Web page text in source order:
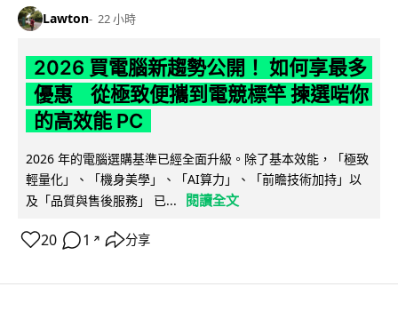
Lawton 22 小時
2026 買電腦新趨勢公開！ 如何享最多
優惠 從極致便攜到電競標竿 揀選啱你
的高效能 PC
2026 年的電腦選購基準已經全面升級。除了基本效能，「極致
輕量化」、「機身美學」、「AI算力」、「前瞻技術加持」以
及「品質與售後服務」 已...
閱讀全文
20 1 ↗ 分享